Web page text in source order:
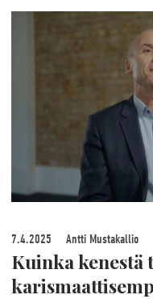
7.4.2025 Antti Mustakallio
Kuinka kenestä